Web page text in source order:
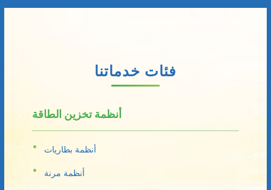
فئات خدماتنا
أنظمة تخزين الطاقة
أنظمة بطاريات
أنظمة مرنة